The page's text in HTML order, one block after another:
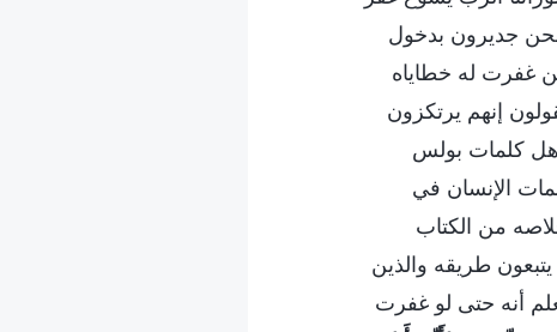
جديرون بدخول
غفرت له خطاياه
إنهم يرتكزون
هل كلمات بولس
الإنسان في
من الكتاب
طريقه والذين
أنه حتى لو غفرت